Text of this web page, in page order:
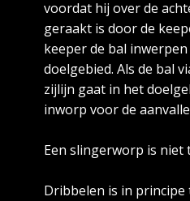
voordat hij over de
geraakt is door de
keeper de bal
doelgebied. Als de bal
zijlijn gaat in het
inworp voor de
Een slingerworp is niet
Dribbelen is in principe